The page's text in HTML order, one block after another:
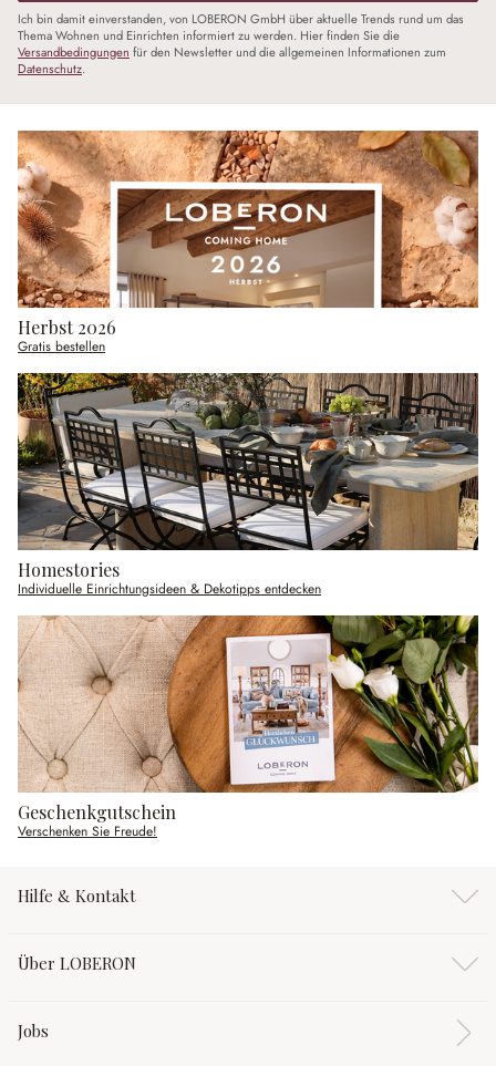
Ich bin damit einverstanden, von LOBERON GmbH über aktuelle Trends rund um das
Thema Wohnen und Einrichten informiert zu werden. Hier finden Sie die
Versandbedingungen für den Newsletter und die allgemeinen Informationen zum
Datenschutz.
Herbst 2026
Gratis bestellen
Homestories
Individuelle Einrichtungsideen & Dekotipps entdecken
Geschenkgutschein
Verschenken Sie Freude!
Hilfe & Kontakt
Über LOBERON
Jobs